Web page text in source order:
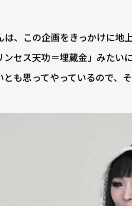
、この企画をきっかけに地
セス天功＝埋蔵金」みたい
も思ってやっているので、